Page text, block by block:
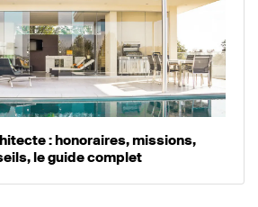
: honoraires, missions,
le guide complet